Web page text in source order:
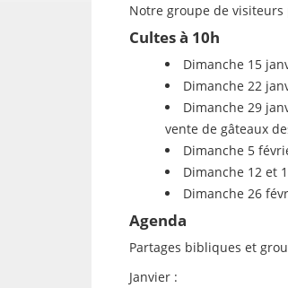
Notre groupe de
Cultes à 10h
Dimanche 15
Dimanche 22
Dimanche 29
vente de gâteaux
Dimanche 5
Dimanche 12 et
Dimanche 26
Agenda
Partages bibliques et
Janvier :